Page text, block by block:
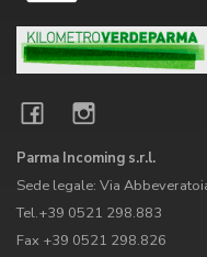
Parma Incoming s.r.l.
Sede legale: Via
Tel.+39 0521 298.883
Fax +39 0521 298.826